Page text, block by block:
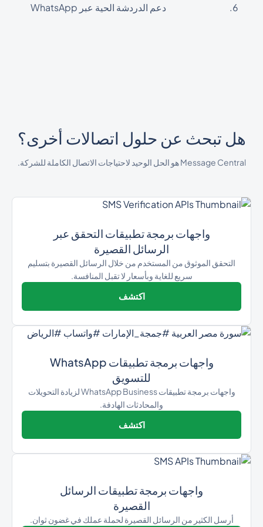
دعم الدردشة الحية عبر WhatsApp
هل تبحث عن حلول اتصالات أخرى؟
Message Central هو الحل الوحيد لاحتياجات الاتصال الكاملة للشركة.
واجهات برمجة تطبيقات التحقق عبر
الرسائل القصيرة
التحقق الموثوق من المستخدم من خلال الرسائل القصيرة بتسليم
سريع للغاية وبأسعار لا تقبل المنافسة.
اكتشف
واجهات برمجة تطبيقات WhatsApp
للتسويق
واجهات برمجة تطبيقات WhatsApp Business لزيادة التحويلات
والمحادثات الهادفة.
اكتشف
واجهات برمجة تطبيقات الرسائل
القصيرة
أرسل الكثير من الرسائل القصيرة لحملة عملك في غضون ثوان.